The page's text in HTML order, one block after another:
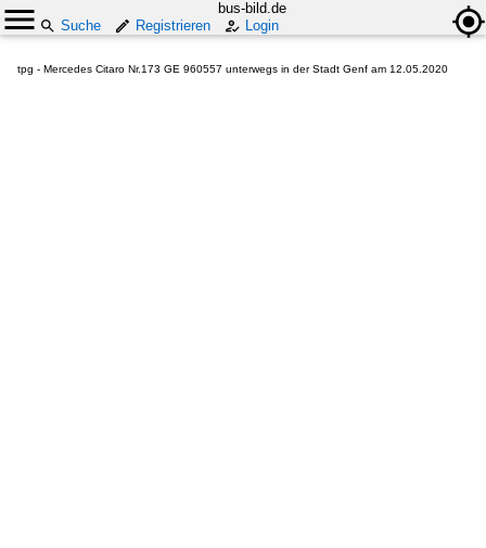
bus-bild.de
Suche
Registrieren Login
tpg - Mercedes Citaro Nr.173 GE 960557 unterwegs in der Stadt Genf am 12.05.2020